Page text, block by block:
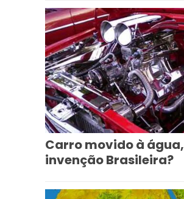
Carro movido à água,
invenção Brasileira?